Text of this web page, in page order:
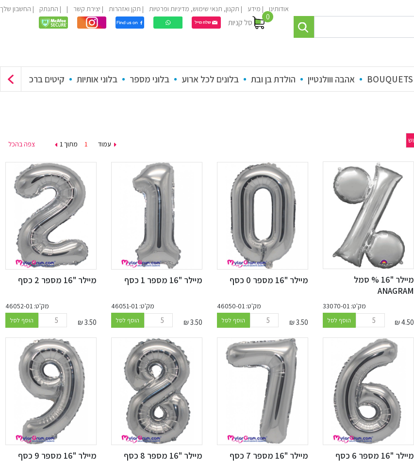
אודותינו מידע תקנון, תנאי שימוש, מדיניות ופרטיות תקן ואזהרות יצירת קשר התנתק החשבון שלך
סל קניות
0
אהבה ווולנטיין הולדת בן ובת בלונים לכל ארוע בלוני מספר בלוני אותיות קיטים ברכות
עמוד מתוך 1 צפה בהכל
מיילר "16 % סמל
ANAGRAM
4.50
₪
מק'ט: 33070-01
הוסף לסל
מיילר "16 מספר 0 כסף
3.50
₪
מק'ט: 46050-01
הוסף לסל
מיילר "16 מספר 1 כסף
3.50
₪
מק'ט: 46051-01
הוסף לסל
מיילר "16 מספר 2 כסף
3.50
₪
מק'ט: 46052-01
הוסף לסל
מיילר "16 מספר 6 כסף מיילר "16 מספר 7 כסף מיילר "16 מספר 8 כסף מיילר "16 מספר 9 כסף